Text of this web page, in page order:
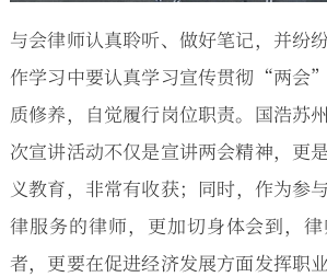
与会律师认真聆听、做好笔记，并纷
作学习中要认真学习宣传贯彻“两会
质修养，自觉履行岗位职责。国浩苏
次宣讲活动不仅是宣讲两会精神，更
义教育，非常有收获；同时，作为
律服务的律师，更加切身体会到，
者，更要在促进经济发展方面发挥职